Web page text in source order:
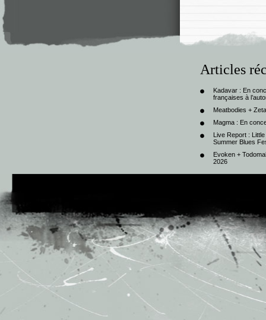
Articles
Kadavar : En
françaises à
Meatbodies +
Magma : En
Live Report :
Summer Blues
Evoken +
2026